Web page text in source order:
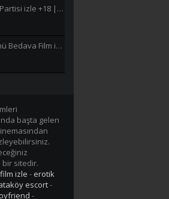
Swinger Sex Partisi izle +18 |HD|
Stalin’in Ölümü Bedava Film izle |HD|
40 JAHRE LASTERHAFTE EHEFRAU GERMAN BEDAVA EROTİK FİLM İZLE |Yüksek Kalite|
başta gelen
sitedir.
izle - erotik
escort-
-